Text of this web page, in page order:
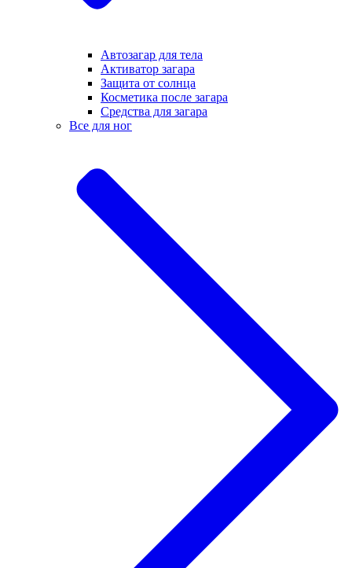
Автозагар для тела
Активатор загара
Защита от солнца
Косметика после загара
Средства для загара
Все для ног